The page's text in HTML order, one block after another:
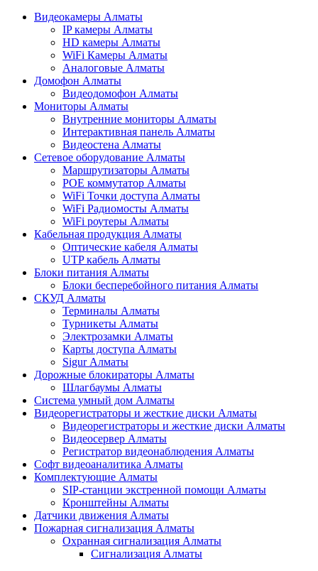
Видеокамеры Алматы
IP камеры Алматы
HD камеры Алматы
WiFi Камеры Алматы
Аналоговые Алматы
Домофон Алматы
Видеодомофон Алматы
Мониторы Алматы
Внутренние мониторы Алматы
Интерактивная панель Алматы
Видеостена Алматы
Сетевое оборудование Алматы
Маршрутизаторы Алматы
POE коммутатор Алматы
WiFi Точки доступа Алматы
WiFi Радиомосты Алматы
WiFi роутеры Алматы
Кабельная продукция Алматы
Оптические кабеля Алматы
UTP кабель Алматы
Блоки питания Алматы
Блоки бесперебойного питания Алматы
СКУД Алматы
Терминалы Алматы
Турникеты Алматы
Электрозамки Алматы
Карты доступа Алматы
Sigur Алматы
Дорожные блокираторы Алматы
Шлагбаумы Алматы
Система умный дом Алматы
Видеорегистраторы и жесткие диски Алматы
Видеорегистраторы и жесткие диски Алматы
Видеосервер Алматы
Регистратор видеонаблюдения Алматы
Софт видеоаналитика Алматы
Комплектующие Алматы
SIP-станции экстренной помощи Алматы
Кронштейны Алматы
Датчики движения Алматы
Пожарная сигнализация Алматы
Охранная сигнализация Алматы
Сигнализация Алматы